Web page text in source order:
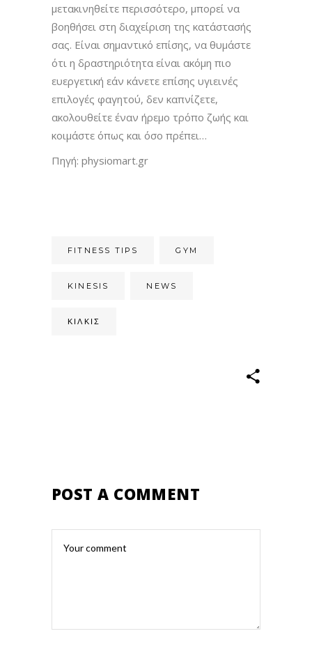
μετακινηθείτε περισσότερο, μπορεί να
βοηθήσει στη διαχείριση της κατάστασής
σας. Είναι σημαντικό επίσης, να θυμάστε
ότι η δραστηριότητα είναι ακόμη πιο
ευεργετική εάν κάνετε επίσης υγιεινές
επιλογές φαγητού, δεν καπνίζετε,
ακολουθείτε έναν ήρεμο τρόπο ζωής και
κοιμάστε όπως και όσο πρέπει…
Πηγή: physiomart.gr
FITNESS TIPS GYM
KINESIS NEWS
ΚΙΛΚΊΣ
POST A COMMENT